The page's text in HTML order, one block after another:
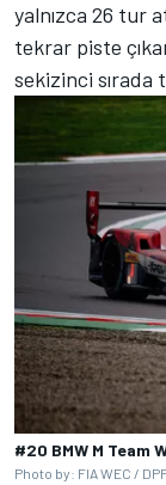
yalnızca 26 tur
tekrar piste
sekizinci sırada
#20 BMW M Team
Photo by: FIA WEC /